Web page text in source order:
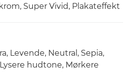
Super Vivid, Plakateffekt
Levende, Neutral, Sepia,
hudtone, Mørkere